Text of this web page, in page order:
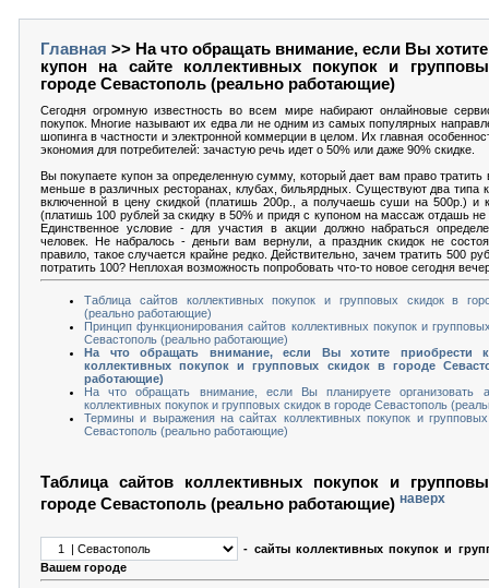
Главная >> На что обращать внимание, если Вы
купон на сайте коллективных покупок и
городе Севастополь (реально работающие)
Сегодня огромную известность во всем мире набирают онлайновые
покупок. Многие называют их едва ли не одним из самых популярных
шопинга в частности и электронной коммерции в целом. Их главная
экономия для потребителей: зачастую речь идет о 50% или даже 90% скидке.
Вы покупаете купон за определенную сумму, который дает вам право тратить
меньше в различных ресторанах, клубах, бильярдных. Существуют два типа
включенной в цену скидкой (платишь 200р., а получаешь суши на 500р.) и
(платишь 100 рублей за скидку в 50% и придя с купоном на массаж отдашь не
Единственное условие - для участия в акции должно набраться
человек. Не набралось - деньги вам вернули, а праздник скидок не
правило, такое случается крайне редко. Действительно, зачем тратить 500
потратить 100? Неплохая возможность попробовать что-то новое сегодня
Таблица сайтов коллективных покупок и групповых скидок в
(реально работающие)
Принцип функционирования сайтов коллективных покупок и
Севастополь (реально работающие)
На что обращать внимание, если Вы хотите приобрести
коллективных покупок и групповых скидок в городе
работающие)
На что обращать внимание, если Вы планируете организовать
коллективных покупок и групповых скидок в городе Севастополь
Термины и выражения на сайтах коллективных покупок и
Севастополь (реально работающие)
Таблица сайтов коллективных покупок и
городе Севастополь (реально работающие) наверх
- сайты коллективных покупок и
Вашем городе